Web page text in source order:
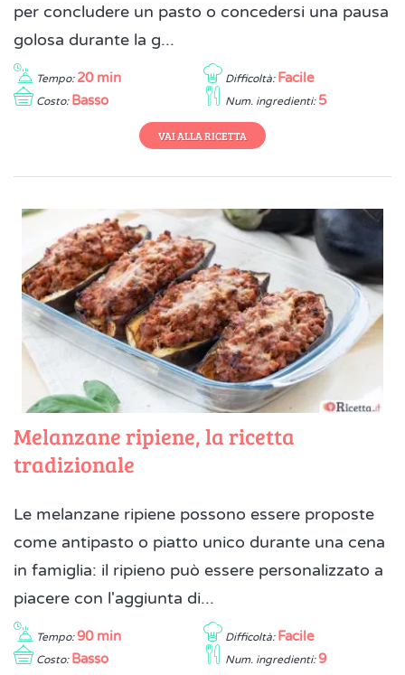
per concludere un pasto o concedersi una pausa
golosa durante la g...
Tempo: 20 min Difficoltà: Facile
Costo: Basso Num. ingredienti: 5
VAI ALLA RICETTA
Melanzane ripiene, la ricetta
tradizionale
Le melanzane ripiene possono essere proposte
come antipasto o piatto unico durante una cena
in famiglia: il ripieno può essere personalizzato a
piacere con l'aggiunta di...
Tempo: 90 min Difficoltà: Facile
Costo: Basso Num. ingredienti: 9